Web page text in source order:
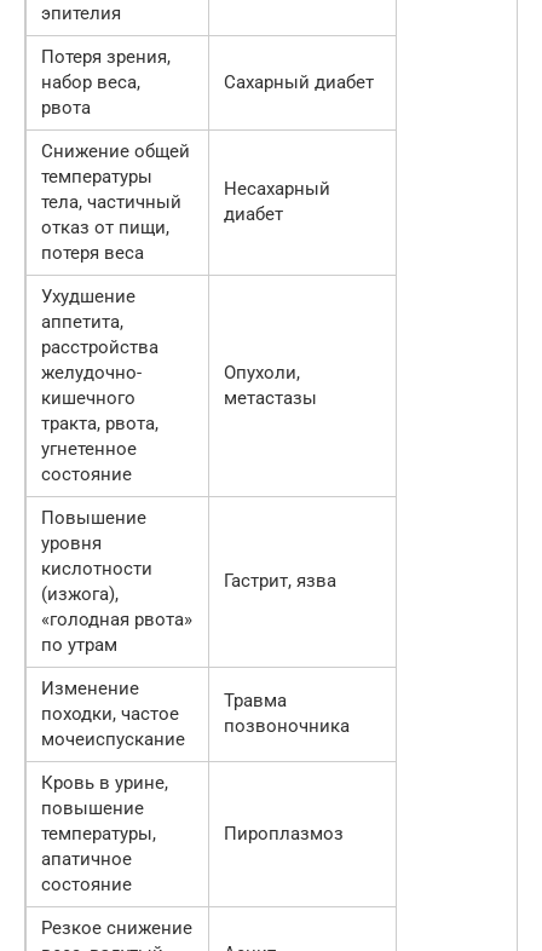
эпителия
Потеря зрения,
набор веса,
рвота
Сахарный диабет
Снижение общей
температуры
тела, частичный
отказ от пищи,
потеря веса
Несахарный
диабет
Ухудшение
аппетита,
расстройства
желудочно-
кишечного
тракта, рвота,
угнетенное
состояние
Опухоли,
метастазы
Повышение
уровня
кислотности
(изжога),
«голодная рвота»
по утрам
Гастрит, язва
Изменение
походки, частое
мочеиспускание
Травма
позвоночника
Кровь в урине,
повышение
температуры,
апатичное
состояние
Пироплазмоз
Резкое снижение